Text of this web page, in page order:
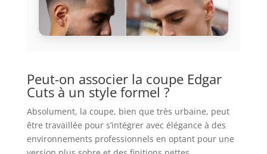
Peut-on associer la coupe Edgar
Cuts à un style formel ?
Absolument, la coupe, bien que très urbaine, peut
être travaillée pour s’intégrer avec élégance à des
environnements professionnels en optant pour une